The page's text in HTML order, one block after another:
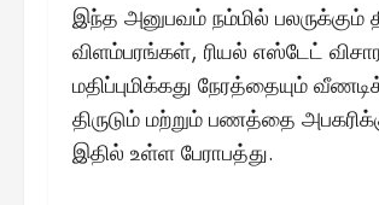
இந்த அனுபவம் நம்மில் பலருக்கும்
விளம்பரங்கள், ரியல் எஸ்டேட்
மதிப்புமிக்கது நேரத்தையும்
திருடும் மற்றும் பணத்தை
இதில் உள்ள பேராபத்து.